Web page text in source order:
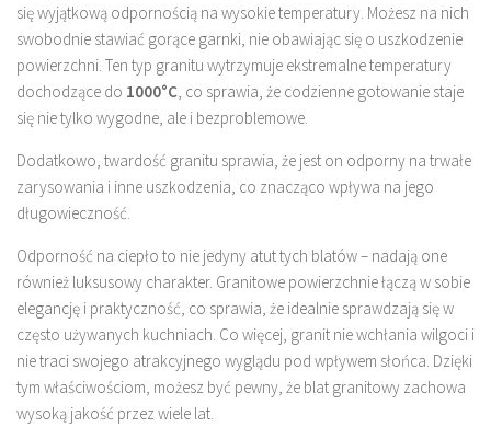
się wyjątkową odpornością na wysokie temperatury. Możesz na nich
swobodnie stawiać gorące garnki, nie obawiając się o uszkodzenie
powierzchni. Ten typ granitu wytrzymuje ekstremalne temperatury
dochodzące do 1000°C, co sprawia, że codzienne gotowanie staje
się nie tylko wygodne, ale i bezproblemowe.
Dodatkowo, twardość granitu sprawia, że jest on odporny na trwałe
zarysowania i inne uszkodzenia, co znacząco wpływa na jego
długowieczność.
Odporność na ciepło to nie jedyny atut tych blatów – nadają one
również luksusowy charakter. Granitowe powierzchnie łączą w sobie
elegancję i praktyczność, co sprawia, że idealnie sprawdzają się w
często używanych kuchniach. Co więcej, granit nie wchłania wilgoci i
nie traci swojego atrakcyjnego wyglądu pod wpływem słońca. Dzięki
tym właściwościom, możesz być pewny, że blat granitowy zachowa
wysoką jakość przez wiele lat.